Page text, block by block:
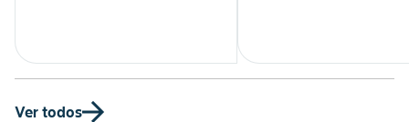
Ver todos